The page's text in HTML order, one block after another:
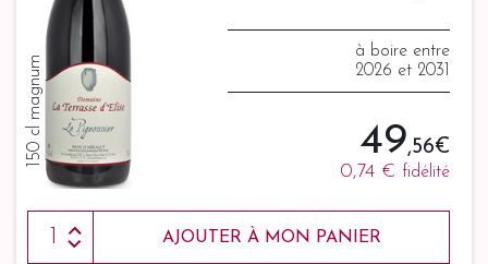
150 cl magnum
à boire entre
2026 et 2031
49,56 €
0,74 € fidélité
AJOUTER À MON PANIER